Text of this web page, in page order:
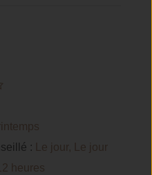
:
Le jour, Le jour
heures